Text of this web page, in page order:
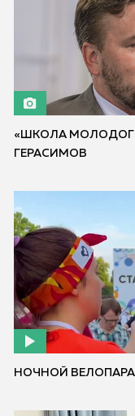
«ШКОЛА
ГЕРАСИМОВ
НОЧНОЙ